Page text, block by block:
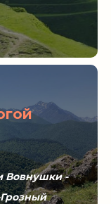
Вовнушки -